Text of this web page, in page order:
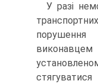
У разі
порушення